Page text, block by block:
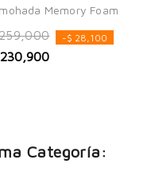
Memory Foam
-$ 28,100
Categoría: